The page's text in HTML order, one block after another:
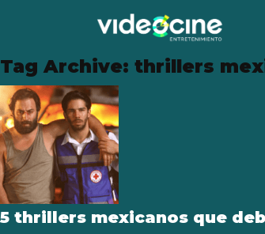
Tag Archive: thrillers
5 thrillers mexicanos que